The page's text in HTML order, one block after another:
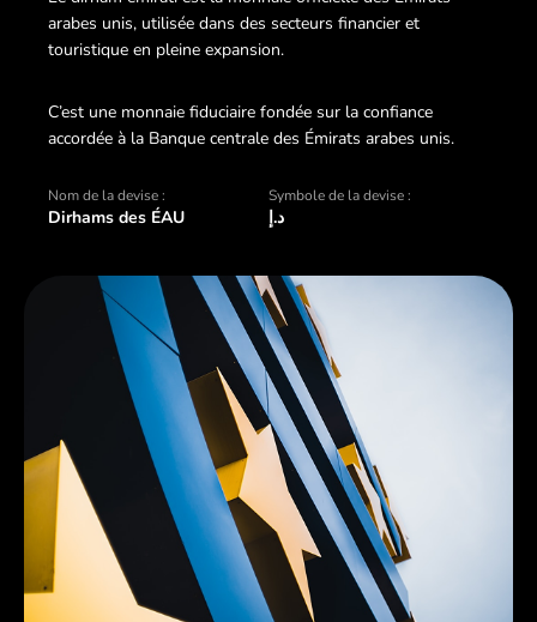
arabes unis, utilisée dans des secteurs financier et
touristique en pleine expansion.
C’est une monnaie fiduciaire fondée sur la confiance
accordée à la Banque centrale des Émirats arabes unis.
Nom de la devise :
Dirhams des ÉAU
Symbole de la devise :
د.إ